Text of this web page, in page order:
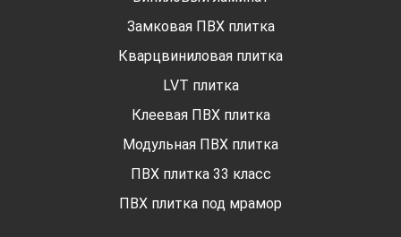
Замковая ПВХ плитка
Кварцвиниловая плитка
LVT плитка
Клеевая ПВХ плитка
Модульная ПВХ плитка
ПВХ плитка 33 класс
ПВХ плитка под мрамор